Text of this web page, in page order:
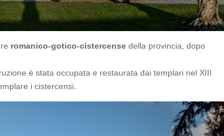
romanico-gotico-cistercense della provincia, dopo
è stata occupata e restaurata dai templari nel XIII
i cistercensi.